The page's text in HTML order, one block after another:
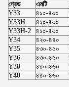
গ্রেড
এমটি
Y33
৪১০-৪৩০
Y33H
৪১০-৪৩০
Y33H-2
৪১০-৪৩০
Y34
৪২০-৪৪০
Y35
৪৩০-৪৫০
Y36
৪৩০-৪৫০
Y38
৪৪০-৪৬০
Y40
৪৪০-৪৬০